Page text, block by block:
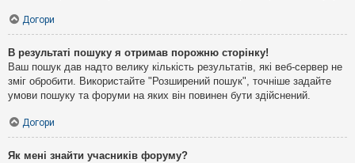
Догори
В результаті пошуку я отримав порожню сторінку!
Ваш пошук дав надто велику кількість результатів, які веб-сервер не
зміг обробити. Використайте "Розширений пошук", точніше задайте
умови пошуку та форуми на яких він повинен бути здійснений.
Догори
Як мені знайти учасників форуму?